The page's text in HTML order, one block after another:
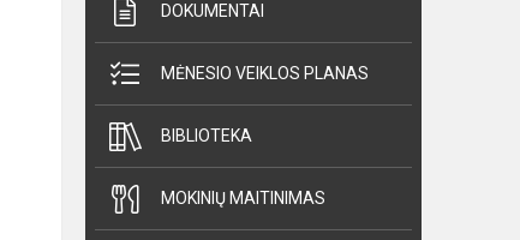
DOKUMENTAI
MĖNESIO VEIKLOS PLANAS
BIBLIOTEKA
MOKINIŲ MAITINIMAS